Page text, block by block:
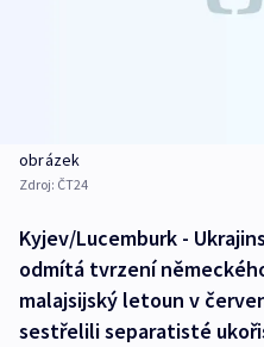
obrázek
Zdroj: ČT24
Kyjev/Lucemburk -
odmítá tvrzení
malajsijský letoun v
sestřelili separatisté